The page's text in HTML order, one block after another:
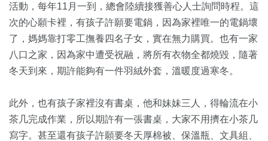
活動， 每年11月一到，總會陸續接獲善心人士詢問時程。 這
次的心願卡裡，有孩子許願要電鍋，因為家裡唯一的電鍋壞
了， 媽媽靠打零工撫養四名子女，實在無力購買。也有一家
八口之家， 因為家中遭受祝融，將所有衣物全都燒毀，隨著
冬天到來， 期許能夠有一件羽絨外套，溫暖度過寒冬。
此外， 也有孩子家裡沒有書桌，他和妹妹三人，得輪流在小
茶几完成作業， 所以期許有一張書桌，大家不用擠在小茶几
寫字。 甚至還有孩子許願要冬天厚棉被、保溫瓶、文具組、